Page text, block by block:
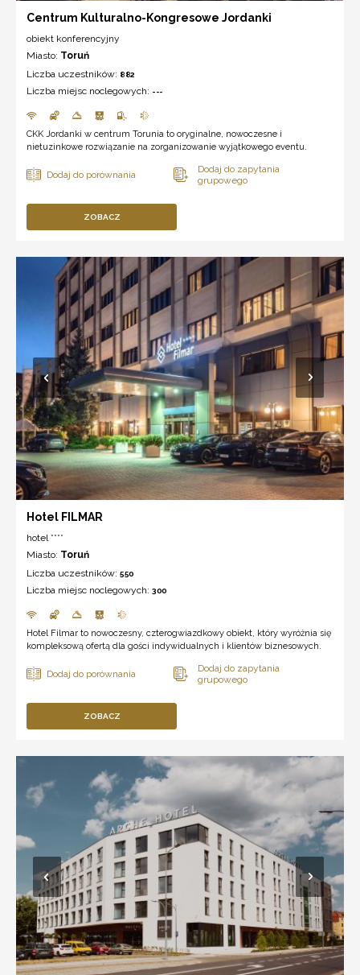
Centrum Kulturalno-Kongresowe Jordanki
obiekt konferencyjny
Miasto: Toruń
Liczba uczestników: 882
Liczba miejsc noclegowych: ---
CKK Jordanki w centrum Torunia to oryginalne, nowoczesne i
nietuzinkowe rozwiązanie na zorganizowanie wyjątkowego eventu.
ZOBACZ
Hotel FILMAR
hotel ****
Miasto: Toruń
Liczba uczestników: 550
Liczba miejsc noclegowych: 300
Hotel Filmar to nowoczesny, czterogwiazdkowy obiekt, który wyróżnia się
kompleksową ofertą dla gości indywidualnych i klientów biznesowych.
ZOBACZ